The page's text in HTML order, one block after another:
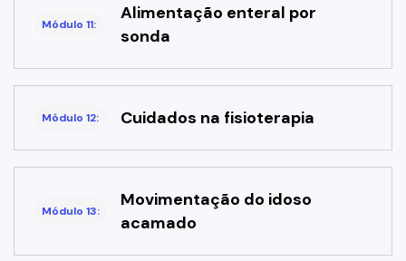
Módulo 11:
Alimentação enteral por
sonda
Módulo 12: Cuidados na fisioterapia
Módulo 13:
Movimentação do idoso
acamado